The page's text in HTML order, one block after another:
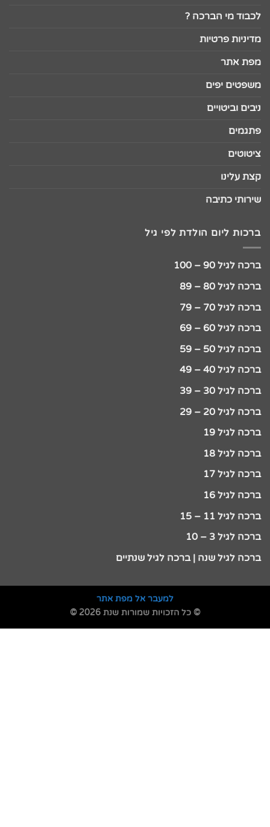
לכבוד מי הברכה ?
מדיניות פרטיות
מפת אתר
משפטים יפים
ניבים וביטויים
פתגמים
ציטוטים
קצת עלינו
שירותי כתיבה
ברכות ליום הולדת לפי גיל
ברכה לגיל 90 – 100
ברכה לגיל 80 – 89
ברכה לגיל 70 – 79
ברכה לגיל 60 – 69
ברכה לגיל 50 – 59
ברכה לגיל 40 – 49
ברכה לגיל 30 – 39
ברכה לגיל 20 – 29
ברכה לגיל 19
ברכה לגיל 18
ברכה לגיל 17
ברכה לגיל 16
ברכה לגיל 11 – 15
ברכה לגיל 3 – 10
ברכה לגיל שנה | ברכה לגיל שנתיים
למעבר אל מפת אתר
© כל הזכויות שמורות שנת 2026 ©